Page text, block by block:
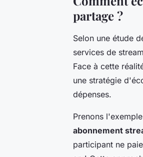
partage ?
Selon une étude
services de
Face à cette
une stratégie
dépenses.
Prenons
abonnement
participant ne